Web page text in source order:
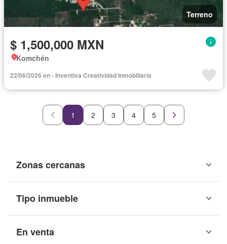
Terreno
$ 1,500,000 MXN
Komchén
22/06/2026 en - Inventiva Creatividad Inmobiliaria
1 2 3 4 5
Zonas cercanas
Tipo inmueble
En venta